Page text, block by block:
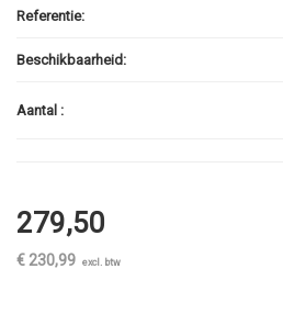
Referentie:
Beschikbaarheid:
Aantal :
279,50
€ 230,99 excl. btw